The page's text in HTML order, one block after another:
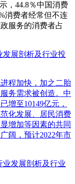
，44.8％中国消费
消费者经常但不连
服务的消费者占
发展剖析及行业投
程加快，加之二胎
务需求被创造。中
增至10149亿元，
化发展、居民消费
增加等因素的共同
阔，预计2022年市